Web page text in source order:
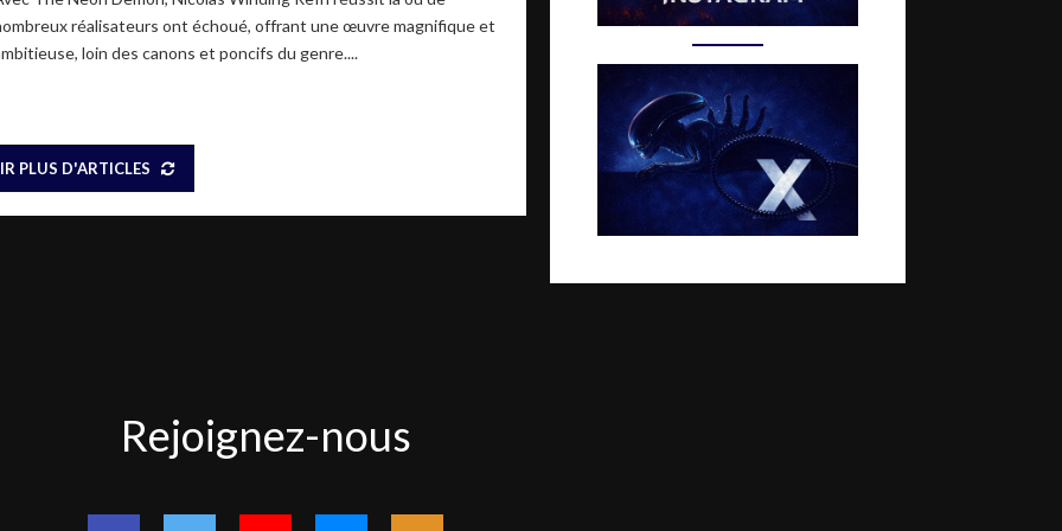
réalisateurs ont échoué, offrant une œuvre magnifique et
loin des canons et poncifs du genre....
PLUS D'ARTICLES
nous
Rejoignez-nous